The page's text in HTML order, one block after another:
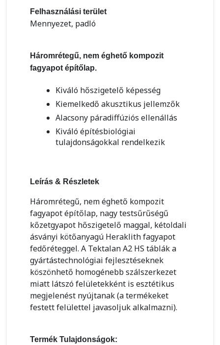
Felhasználási terület
Mennyezet, padló
Háromrétegű, nem éghető kompozit
fagyapot építőlap.
Kiváló hőszigetelő képesség
Kiemelkedő akusztikus jellemzők
Alacsony páradiffúziós ellenállás
Kiváló építésbiológiai
tulajdonságokkal rendelkezik
Leírás & Részletek
Háromrétegű, nem éghető kompozit
fagyapot építőlap, nagy testsűrűségű
kőzetgyapot hőszigetelő maggal, kétoldali
ásványi kötőanyagú Heraklith fagyapot
fedőréteggel. A Tektalan A2 HS táblák a
gyártástechnológiai fejlesztéseknek
köszönhető homogénebb szálszerkezet
miatt látszó felületekként is esztétikus
megjelenést nyújtanak (a termékeket
festett felülettel javasoljuk alkalmazni).
Termék Tulajdonságok: